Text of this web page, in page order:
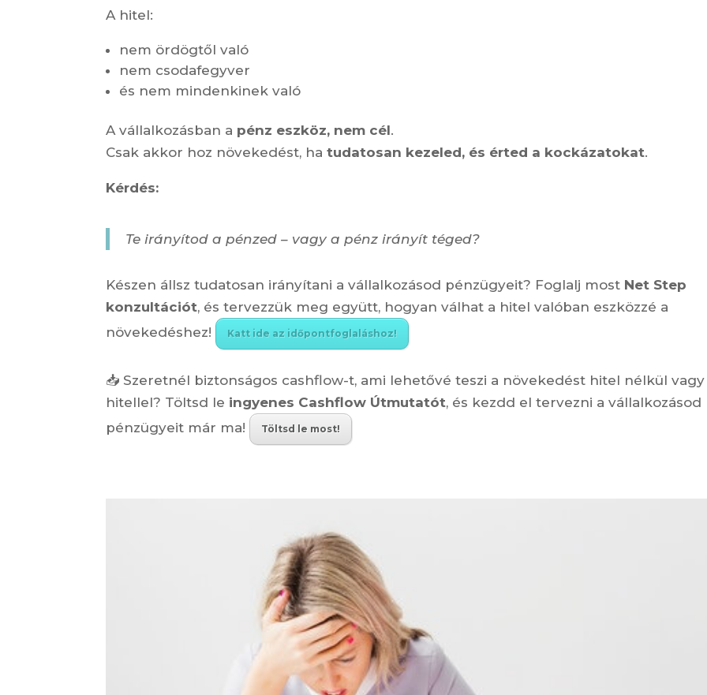
A hitel:
nem ördögtől való
nem csodafegyver
és nem mindenkinek való
A vállalkozásban a pénz eszköz, nem cél.
Csak akkor hoz növekedést, hatudatosan kezeled, és érted a kockázatokat.
Kérdés:
Te irányítod a pénzed – vagy a pénz irányít téged?
Készen állsz tudatosan irányítani a vállalkozásod pénzügyeit? Foglalj most Net Step
konzultációt, és tervezzük meg együtt, hogyan válhat a hitel valóban eszközzé a
növekedéshez!
Katt ide az időpontfoglaláshoz!
📥 Szeretnél biztonságos cashflow-t, ami lehetővé teszi a növekedést hitel nélkül vagy
hitellel? Töltsd le ingyenes Cashflow Útmutatót, és kezdd el tervezni a vállalkozásod
pénzügyeit már ma!
Töltsd le most!